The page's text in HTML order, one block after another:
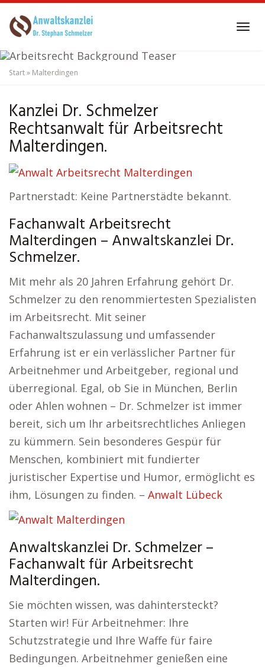
to
content
Start» Malterdingen
Kanzlei Dr. Schmelzer
Rechtsanwalt für Arbeitsrecht
Malterdingen.
Partnerstadt: Keine Partnerstädte bekannt.
Fachanwalt Arbeitsrecht
Malterdingen – Anwaltskanzlei Dr.
Schmelzer.
Mit mehr als 20 Jahren Erfahrung gehört Dr.
Schmelzer zu den renommiertesten Spezialisten
im Arbeitsrecht. Mit seiner
Fachanwaltszulassung und umfassender
Erfahrung ist er ein verlässlicher Partner für
Arbeitnehmer und Arbeitgeber, regional und
überregional. Egal, ob Sie in München, Berlin
oder Ahlen wohnen – Dr. Schmelzer ist immer
bereit, sich um Ihr arbeitsrechtliches Anliegen
zu kümmern. Sein besonderes Gespür für
Menschen, kombiniert mit fundierter
juristischer Expertise und Humor, ermöglicht es
ihm, Lösungen zu finden. – Anwalt Lübeck
Anwaltskanzlei Dr. Schmelzer –
Fachanwalt für Arbeitsrecht
Malterdingen.
Sie möchten wissen, was dahintersteckt?
Starten wir! Für Arbeitnehmer: Ihre
Schutzstrategie und Ihre Waffe für faire
Bedingungen. Arbeitnehmer genießen eine